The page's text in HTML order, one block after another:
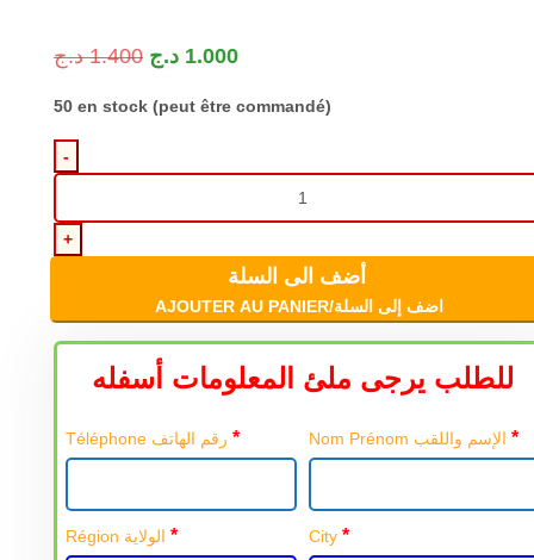
1.400 د.ج 1.000 د.ج
50 en stock (peut être commandé)
أضف الى السلة
AJOUTER AU PANIER/اضف إلى السلة
للطلب يرجى ملئ المعلومات أسفله
* *
* City *